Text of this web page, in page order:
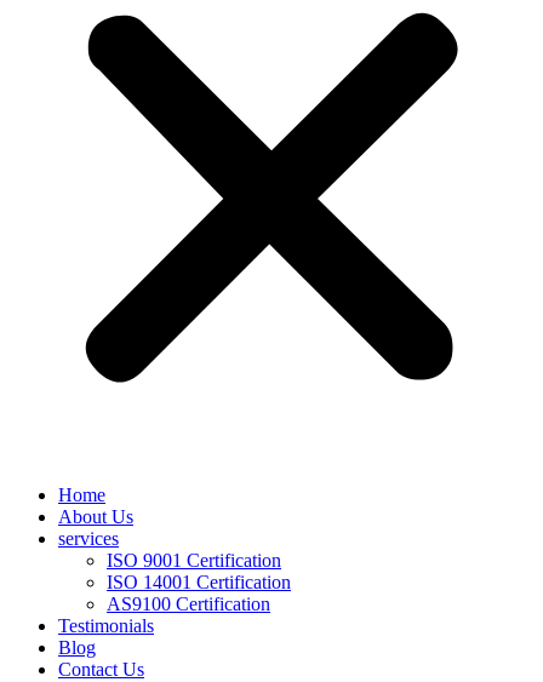
Home
About Us
services
ISO 9001 Certification
ISO 14001 Certification
AS9100 Certification
Testimonials
Blog
Contact Us